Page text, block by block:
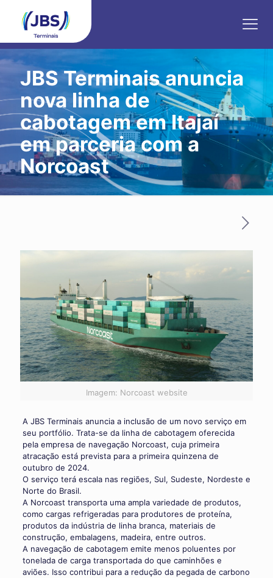
JBS Terminais anuncia
nova linha de
cabotagem em Itajaí
em parceria com a
Norcoast
Imagem: Norcoast website
A JBS Terminais anuncia a inclusão de um novo serviço em
seu portfólio. Trata-se da linha de cabotagem oferecida
pela empresa de navegação Norcoast, cuja primeira
atracação está prevista para a primeira quinzena de
outubro de 2024.
O serviço terá escala nas regiões, Sul, Sudeste, Nordeste e
Norte do Brasil.
A Norcoast transporta uma ampla variedade de produtos,
como cargas refrigeradas para produtores de proteína,
produtos da indústria de linha branca, materiais de
construção, embalagens, madeira, entre outros.
A navegação de cabotagem emite menos poluentes por
tonelada de carga transportada do que caminhões e
aviões. Isso contribui para a redução da pegada de carbono